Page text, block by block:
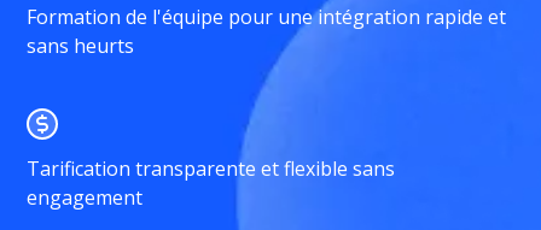
Formation de l'équipe pour une intégration rapide et
sans heurts
Tarification transparente et flexible sans
engagement